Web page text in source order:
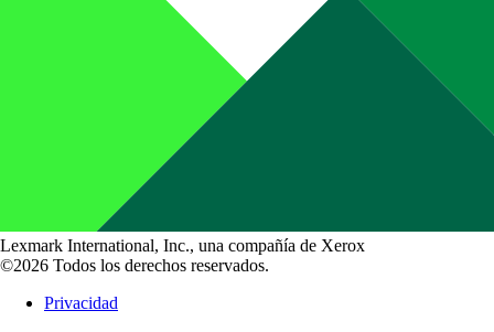
Lexmark International, Inc., una compañía de Xerox
©2026 Todos los derechos reservados.
Privacidad